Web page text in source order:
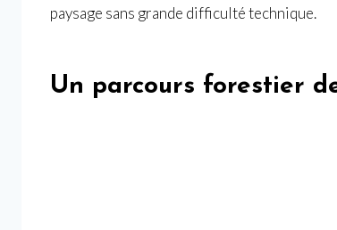
paysage sans grande difficulté technique.
Un parcours forestier